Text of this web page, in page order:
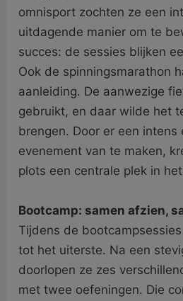
omnisport zochten ze een
uitdagende manier om te
succes: de sessies blijken
Ook de spinningsmarathon
aanleiding. De aanwezige
gebruikt, en daar wilde het
brengen. Door er een intens
evenement van te maken,
plots een centrale plek in
Bootcamp: samen afzien,
Tijdens de
tot het uiterste. Na een
doorlopen ze zes
met twee oefeningen. Die